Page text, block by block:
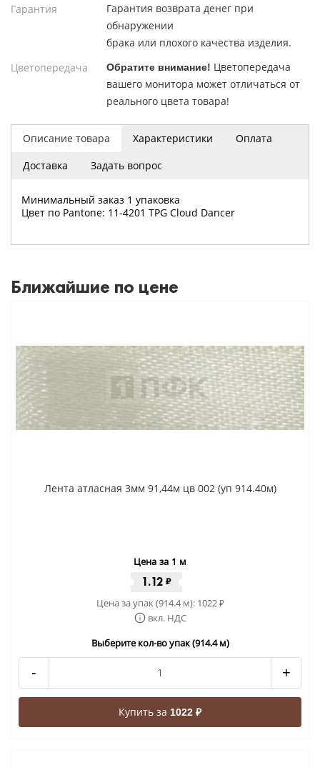
Описание товара Характеристики
Оплата
Доставка
Задать вопрос
Минимальный заказ 1 упаковка
Цвет по Pantone: 11-4201 TPG Cloud Dancer
Гарантия
Гарантия возврата денег при
обнаружении
брака или плохого качества изделия.
Цветопередача
Обратите внимание! Цветопередача
вашего монитора может отличаться от
реального цвета товара!
Ближайшие по цене
Лента атласная 3мм 91,44м цв 002 (уп 914.40м)
Цена за 1 м
1.12 ₽
Цена за упак (914.4 м): 1022₽
вкл. НДС
Выберите кол-во упак (914.4 м)
- +
Купить за 1022 ₽